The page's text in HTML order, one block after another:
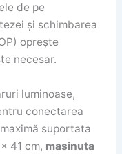
de pe
și schimbarea
oprește
necesar.
luminoase,
conectarea
suportata
41 cm, masinuta